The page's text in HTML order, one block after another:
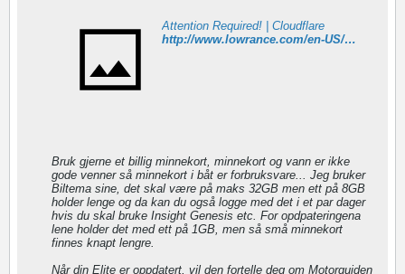
Attention Required! | Cloudflare
http://www.lowrance.com/en-US/Software-Updates/Elite-Ti-Software-Upgrade-v-25/
Bruk gjerne et billig minnekort, minnekort og vann er ikke
gode venner så minnekort i båt er forbruksvare... Jeg bruker
Biltema sine, det skal være på maks 32GB men ett på 8GB
holder lenge og da kan du også logge med det i et par dager
hvis du skal bruke Insight Genesis etc. For opdpateringena
lene holder det med ett på 1GB, men så små minnekort
finnes knapt lengre.
Når din Elite er oppdatert, vil den fortelle deg om Motorguiden